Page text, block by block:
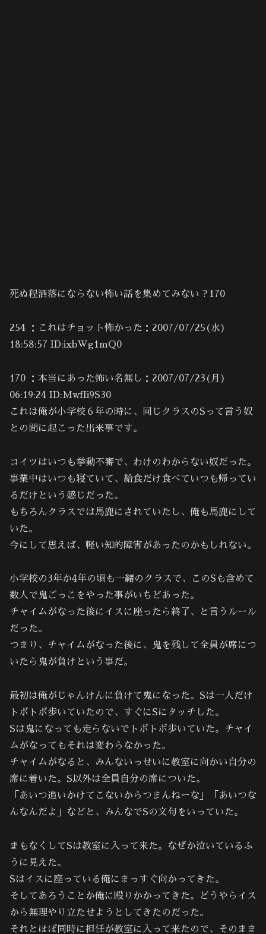
死ぬ程洒落にならない怖い話を集めてみない？170
254 ：これはチョット怖かった：2007/07/25(水)
18:58:57 ID:ixbWg1mQ0
170 ：本当にあった怖い名無し：2007/07/23(月)
06:19:24 ID:MwfIi9S30
これは俺が小学校６年の時に、同じクラスのSって言う奴
との間に起こった出来事です。
コイツはいつも挙動不審で、わけのわからない奴だった。
事業中はいつも寝ていて、給食だけ食べていつも帰ってい
るだけという感じだった。
もちろんクラスでは馬鹿にされていたし、俺も馬鹿にして
いた。
今にして思えば、軽い知的障害があったのかもしれない。
小学校の3年か4年の頃も一緒のクラスで、このSも含めて
数人で鬼ごっこをやった事がいちどあった。
チャイムがなった後にイスに座ったら終了、と言うルール
だった。
つまり、チャイムがなった後に、鬼を残して全員が席につ
いたら鬼が負けという事だ。
最初は俺がじゃんけんに負けて鬼になった。Sは一人だけ
トボトボ歩いていたので、すぐにSにタッチした。
Sは鬼になっても走らないでトボトボ歩いていた。チャイ
ムがなってもそれは変わらなかった。
チャイムがなると、みんないっせいに教室に向かい自分の
席に着いた。S以外は全員自分の席についた。
「あいつ追いかけてこないからつまんねーな」「あいつな
んなんだよ」などと、みんなでSの文句をいっていた。
まもなくしてSは教室に入って来た。なぜか泣いているふ
うに見えた。
Sはイスに座っている俺にまっすぐ向かってきた。
そしてあろうことか俺に殴りかかってきた。どうやらイス
から無理やり立たせようとしてきたのだった。
それとほぼ同時に担任が教室に入って来たので、そのまま